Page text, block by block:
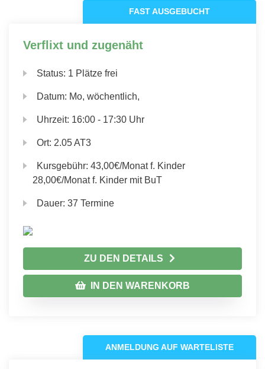
FAST AUSGEBUCHT
Verflixt und zugenäht
Status: 1 Plätze frei
Datum: Mo, wöchentlich,
Uhrzeit: 16:00 - 17:30 Uhr
Ort: 2.05 AT3
Kursgebühr:43,00€/Monat f. Kinder
28,00€/Monat f. Kinder mit BuT
Dauer:37 Termine
ZU DEN DETAILS
IN DEN WARENKORB
ANMELDUNG AUF WARTELISTE